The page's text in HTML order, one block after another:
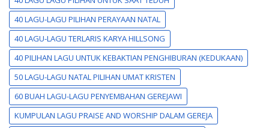
40 LAGU-LAGU PILIHAN PERAYAAN NATAL
40 LAGU-LAGU TERLARIS KARYA HILLSONG
40 PILIHAN LAGU UNTUK KEBAKTIAN PENGHIBURAN (KEDUKAAN)
50 LAGU-LAGU NATAL PILIHAN UMAT KRISTEN
60 BUAH LAGU-LAGU PENYEMBAHAN GEREJAWI
KUMPULAN LAGU PRAISE AND WORSHIP DALAM GEREJA